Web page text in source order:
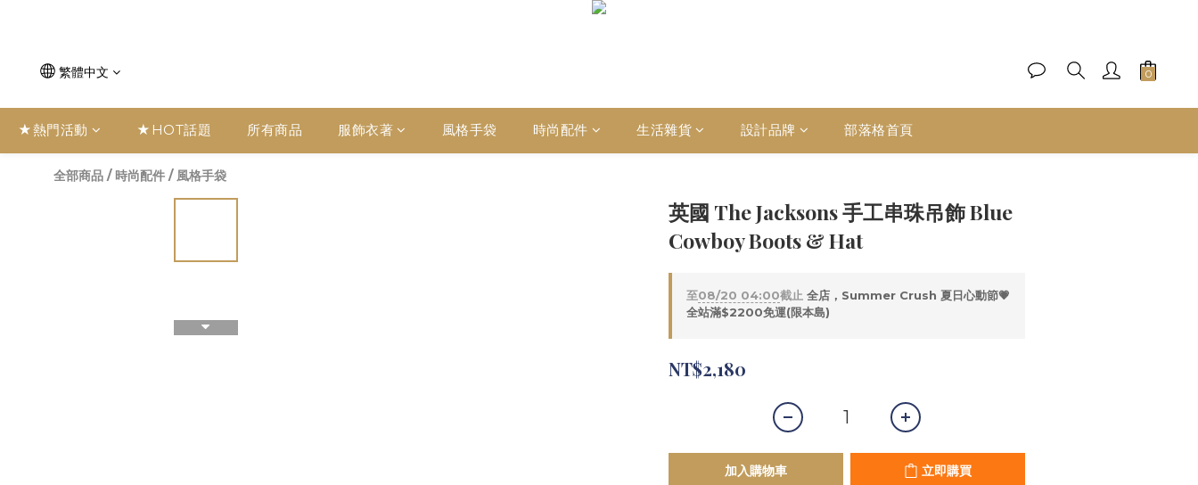
繁體中文
★熱門活動 ★HOT話題 所有商品 服飾衣著 風格手袋 時尚配件 生活雜貨 設計品牌 部落格首頁
全部商品 / 時尚配件 / 風格手袋
英國 The Jacksons 手工串珠吊飾 Blue
Cowboy Boots & Hat
至08/20 04:00截止 全店，Summer Crush 夏日心動節💗
全站滿$2200免運(限本島)
NT$2,180
加入購物車 立即購買